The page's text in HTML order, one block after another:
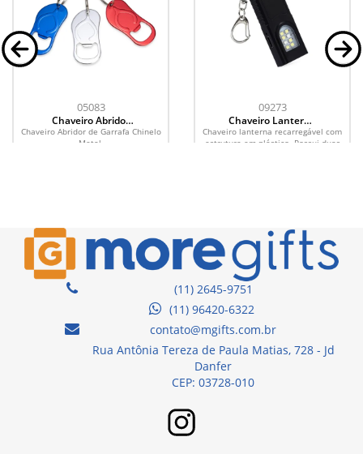
05083
Chaveiro Abridor
Metal
Chaveiro Abridor de Garrafa Chinelo
Metal.
09273
Chaveiro Lanterna
Recarregável
Chaveiro lanterna recarregável com
estrutura em plástico. Possui duas
(11) 2645-9751
(11) 96420-6322
contato@mgifts.com.br
Rua Antônia Tereza de Paula Matias, 728 - Jd
Danfer
CEP: 03728-010